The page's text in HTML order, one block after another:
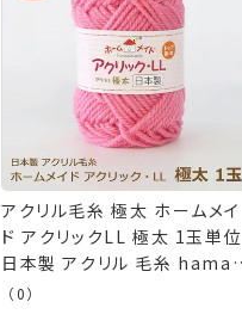
アクリル毛糸 極太 ホームメイ
ド アクリックLL 極太 1玉単位
日本製 アクリル 毛糸 hama
ハマナカ 手芸の山久
（0）